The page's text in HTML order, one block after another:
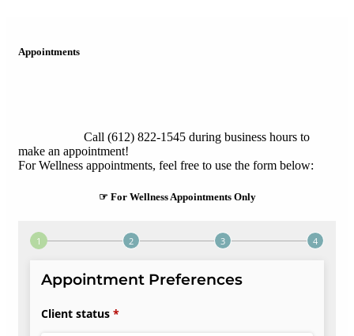
Appointments
Call (612) 822-1545 during business hours to
make an appointment!
For Wellness appointments, feel free to use the form below:
☞ For Wellness Appointments Only